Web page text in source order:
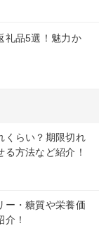
礼品5選！魅力か
くらい？期限切れ
方法など紹介！
ー・糖質や栄養価
！